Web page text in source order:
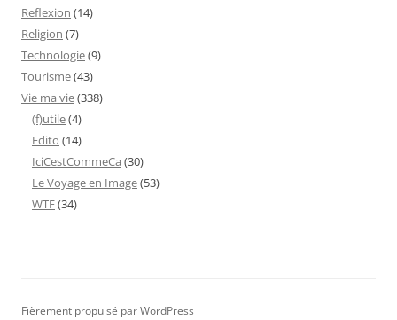
Reflexion (14)
Religion (7)
Technologie(9)
Tourisme(43)
Vie ma vie(338)
(f)utile(4)
Edito (14)
IciCestCommeCa (30)
Le Voyage en Image(53)
WTF(34)
Fièrement propulsé par WordPress